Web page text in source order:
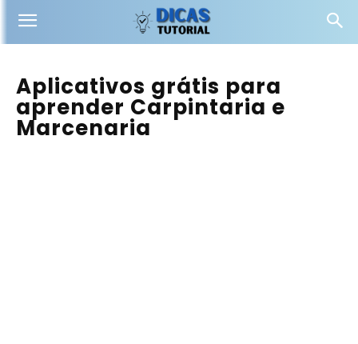
Aplicativos grátis para
aprender Carpintaria e
Marcenaria